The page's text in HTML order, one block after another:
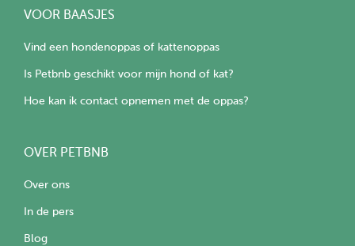
VOOR BAASJES
Vind een hondenoppas of kattenoppas
Is Petbnb geschikt voor mijn hond of kat?
Hoe kan ik contact opnemen met de oppas?
OVER PETBNB
Over ons
In de pers
Blog